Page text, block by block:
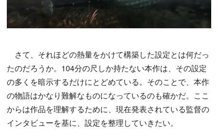
さて、それほどの熱量をかけて構築した設定とは何だっ
たのだろうか。104分の尺しか持たない本作は、その設定
の多くを暗示するだけにとどめている。そのことで、本作
の物語はかなり難解なものになっているのも確かだ。ここ
からは作品を理解するために、現在発表されている監督の
インタビューを基に、設定を整理していきたい。